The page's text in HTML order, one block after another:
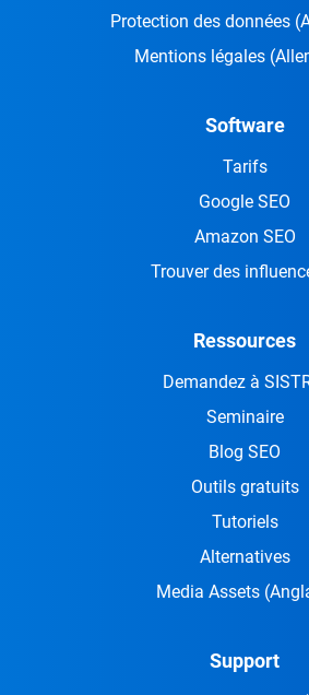
Protection des données
Mentions légales
Software
Tarifs
Google SEO
Amazon SEO
Trouver des
Ressources
Demandez à
Seminaire
Blog SEO
Outils gratuits
Tutoriels
Alternatives
Media Assets
Support